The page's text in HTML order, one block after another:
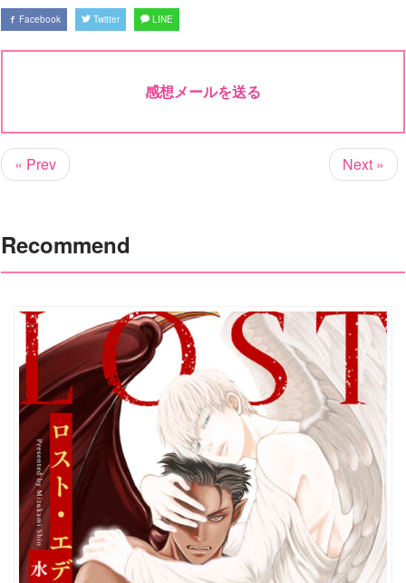
Facebook Twitter LINE
感想メールを送る
« Prev Next »
Recommend